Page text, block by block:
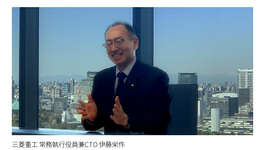
三菱重工 常務執行役員兼CTO 伊藤栄作